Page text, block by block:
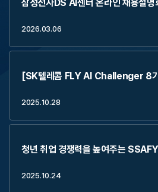
2026.03.06
[SK텔레콤 FLY AI Challenger 8
2025.10.28
청년 취업 경쟁력을 높여주는
2025.10.24